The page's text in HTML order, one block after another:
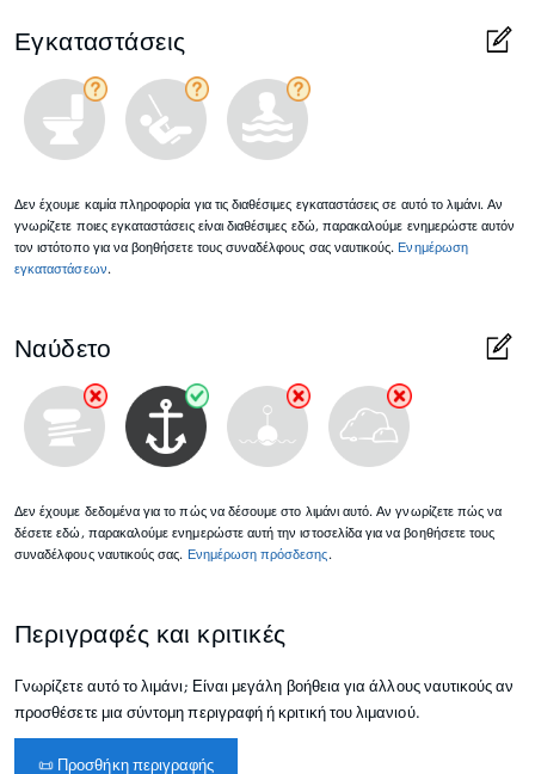
Εγκαταστάσεις
Δεν έχουμε καμία πληροφορία για τις διαθέσιμες εγκαταστάσεις σε αυτό το λιμάνι. Αν
γνωρίζετε ποιες εγκαταστάσεις είναι διαθέσιμες εδώ, παρακαλούμε ενημερώστε αυτόν
τον ιστότοπο για να βοηθήσετε τους συναδέλφους σας ναυτικούς. Ενημέρωση
εγκαταστάσεων.
Ναύδετο
Δεν έχουμε δεδομένα για το πώς να δέσουμε στο λιμάνι αυτό. Αν γνωρίζετε πώς να
δέσετε εδώ, παρακαλούμε ενημερώστε αυτή την ιστοσελίδα για να βοηθήσετε τους
συναδέλφους ναυτικούς σας.
Ενημέρωση πρόσδεσης.
Περιγραφές και κριτικές
Γνωρίζετε αυτό το λιμάνι; Είναι μεγάλη βοήθεια για άλλους ναυτικούς αν
προσθέσετε μια σύντομη περιγραφή ή κριτική του λιμανιού.
📜 Προσθήκη περιγραφής